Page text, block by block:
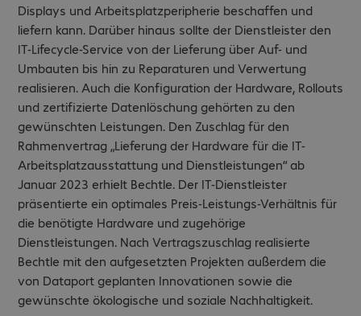
Displays und Arbeitsplatzperipherie beschaffen und
liefern kann. Darüber hinaus sollte der Dienstleister den
IT-Lifecycle-Service von der Lieferung über Auf- und
Umbauten bis hin zu Reparaturen und Verwertung
realisieren. Auch die Konfiguration der Hardware, Rollouts
und zertifizierte Datenlöschung gehörten zu den
gewünschten Leistungen. Den Zuschlag für den
Rahmenvertrag „Lieferung der Hardware für die IT-
Arbeitsplatzausstattung und Dienstleistungen“ ab
Januar 2023 erhielt Bechtle. Der IT-Dienstleister
präsentierte ein optimales Preis-Leistungs-Verhältnis für
die benötigte Hardware und zugehörige
Dienstleistungen. Nach Vertragszuschlag realisierte
Bechtle mit den aufgesetzten Projekten außerdem die
von Dataport geplanten Innovationen sowie die
gewünschte ökologische und soziale Nachhaltigkeit.